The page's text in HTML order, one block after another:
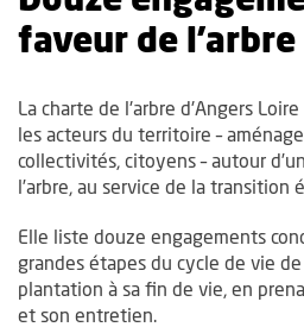
faveur de l'arbre
La charte de l'arbre d'Angers
les acteurs du territoire –
collectivités, citoyens – autour
l’arbre, au service de la transition
Elle liste douze engagements
grandes étapes du cycle de vie
plantation à sa fin de vie, en
et son entretien.